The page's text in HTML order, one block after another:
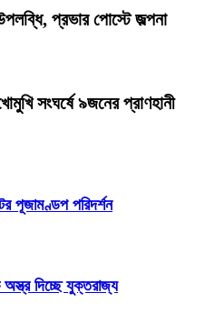
প্রভার পোস্টে জল্পনা
সংঘর্ষে ৯জনের প্রাণহানী
পূজামণ্ডপ পরিদর্শন
অস্ত্র দিচ্ছে যুক্তরাজ্য